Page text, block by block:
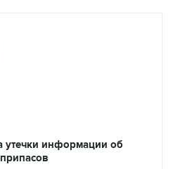
утечки информации об